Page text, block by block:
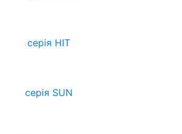
серія HIT
серія SUN